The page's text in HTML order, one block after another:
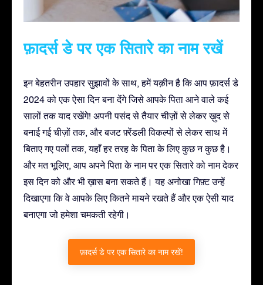
फ़ादर्स डे पर एक सितारे का नाम रखें
इन बेहतरीन उपहार सुझावों के साथ, हमें यक़ीन है कि आप फ़ादर्स डे
2024 को एक ऐसा दिन बना देंगे जिसे आपके पिता आने वाले कई
सालों तक याद रखेंगे! अपनी पसंद से तैयार चीज़ों से लेकर ख़ुद से
बनाई गई चीज़ों तक, और बजट फ़्रेंडली विकल्पों से लेकर साथ में
बिताए गए पलों तक, यहाँ हर तरह के पिता के लिए कुछ न कुछ है।
और मत भूलिए, आप अपने पिता के नाम पर एक सितारे को नाम देकर
इस दिन को और भी ख़ास बना सकते हैं। यह अनोखा गिफ़्ट उन्हें
दिखाएगा कि वे आपके लिए कितने मायने रखते हैं और एक ऐसी याद
बनाएगा जो हमेशा चमकती रहेगी।
फ़ादर्स डे पर एक सितारे का नाम रखें!